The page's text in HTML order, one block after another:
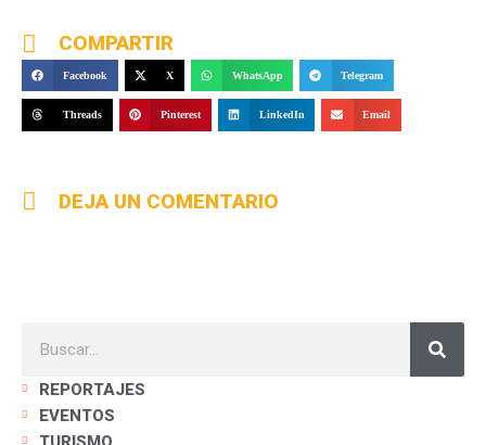
COMPARTIR
Facebook X WhatsApp Telegram
Threads Pinterest LinkedIn Email
DEJA UN COMENTARIO
REPORTAJES
EVENTOS